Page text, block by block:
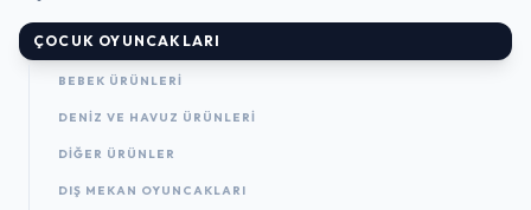
ÇOCUK OYUNCAKLARI
BEBEK ÜRÜNLERI
DENIZ VE HAVUZ ÜRÜNLERI
DIĞER ÜRÜNLER
DIŞ MEKAN OYUNCAKLARI